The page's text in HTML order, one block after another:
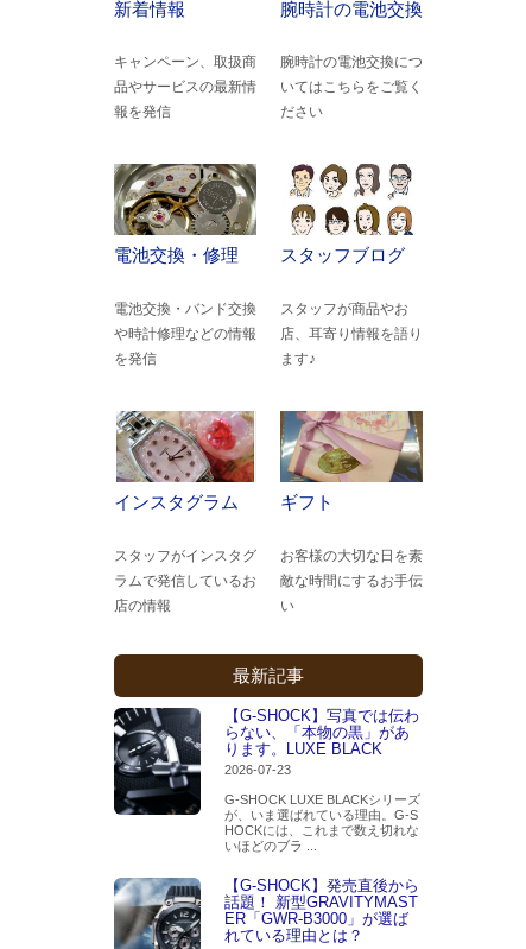
新着情報
キャンペーン、取扱商
品やサービスの最新情
報を発信
腕時計の電池交換
腕時計の電池交換につ
いてはこちらをご覧く
ださい
電池交換・修理
電池交換・バンド交換
や時計修理などの情報
を発信
スタッフブログ
スタッフが商品やお
店、耳寄り情報を語り
ます♪
インスタグラム
スタッフがインスタグ
ラムで発信しているお
店の情報
ギフト
お客様の大切な日を素
敵な時間にするお手伝
い
最新記事
【G-SHOCK】写真では伝わ
らない、「本物の黒」があ
ります。LUXE BLACK
2026-07-23
G-SHOCK LUXE BLACKシリーズ
が、いま選ばれている理由。G-S
HOCKには、これまで数え切れな
いほどのブラ ...
【G-SHOCK】発売直後から
話題！ 新型GRAVITYMAST
ER「GWR-B3000」が選ば
れている理由とは？